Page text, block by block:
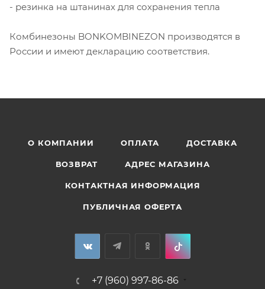
- резинка на штанинах для сохранения тепла
Комбинезоны BONKOMBINEZON производятся в
России и имеют декларацию соответствия.
О КОМПАНИИ ОПЛАТА ДОСТАВКА
ВОЗВРАТ АДРЕС МАГАЗИНА
КОНТАКТНАЯ ИНФОРМАЦИЯ
ПУБЛИЧНАЯ ОФЕРТА
+7 (960) 997-86-86